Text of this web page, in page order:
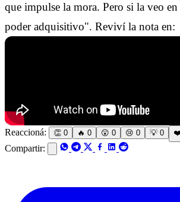
que impulse la mora. Pero si la veo
poder adquisitivo". Reviví la nota en:
Reaccioná: 👏 0 🔥 0 😲 0 😢 0 💡 0
Compartir: